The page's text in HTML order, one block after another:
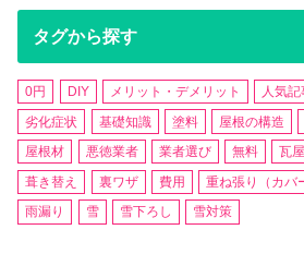
タグから探す
0円 DIY メリット・デメリット 人気記
劣化症状
基礎知識 塗料 屋根の構造
屋根材
悪徳業者 業者選び 無料 瓦
葺き替え
裏ワザ 費用 重ね張り（カバ
雨漏り
雪 雪下ろし 雪対策